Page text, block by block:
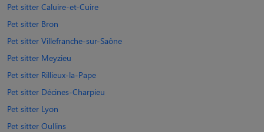
Pet sitter Caluire-et-Cuire
Pet sitter Bron
Pet sitter Villefranche-sur-Saône
Pet sitter Meyzieu
Pet sitter Rillieux-la-Pape
Pet sitter Décines-Charpieu
Pet sitter Lyon
Pet sitter Oullins